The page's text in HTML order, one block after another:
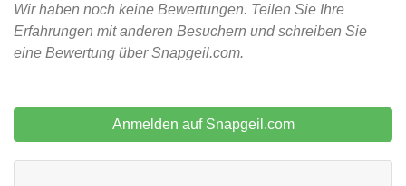
Wir haben noch keine Bewertungen. Teilen Sie Ihre
Erfahrungen mit anderen Besuchern und schreiben Sie
eine Bewertung über Snapgeil.com.
Anmelden auf Snapgeil.com